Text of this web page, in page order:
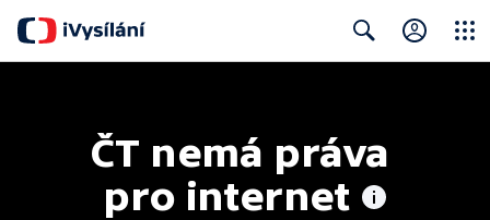
ČT nemá práva
pro internet